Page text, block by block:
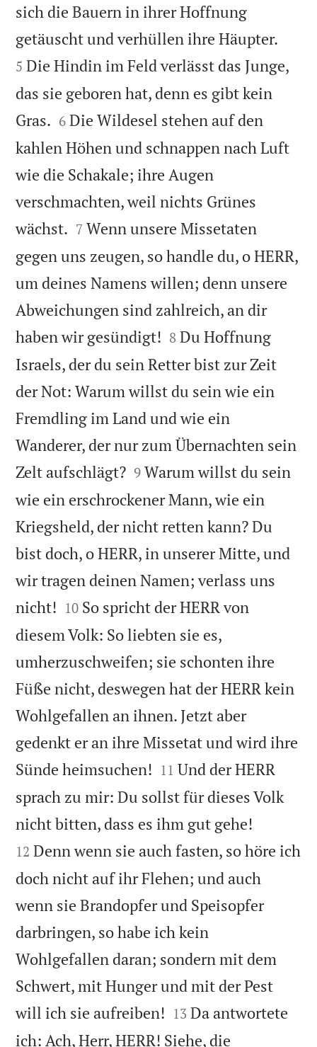
sich die Bauern in ihrer Hoffnung
getäuscht und verhüllen ihre Häupter.
5 Die Hindin im Feld verlässt das Junge,
das sie geboren hat, denn es gibt kein
Gras. 

6 Die Wildesel stehen auf den
kahlen Höhen und schnappen nach Luft
wie die Schakale; ihre Augen
verschmachten, weil nichts Grünes
wächst. 

7 Wenn unsere Missetaten
gegen uns zeugen, so handle du, o HERR,
um deines Namens willen; denn unsere
Abweichungen sind zahlreich, an dir
haben wir gesündigt! 

8 Du Hoffnung
Israels, der du sein Retter bist zur Zeit
der Not: Warum willst du sein wie ein
Fremdling im Land und wie ein
Wanderer, der nur zum Übernachten sein
Zelt aufschlägt?
9 Warum willst du sein
wie ein erschrockener Mann, wie ein
Kriegsheld, der nicht retten kann? Du
bist doch, o HERR, in unserer Mitte, und
wir tragen deinen Namen; verlass uns
nicht! 

10 So spricht der HERR von
diesem Volk: So liebten sie es,
umherzuschweifen; sie schonten ihre
Füße nicht, deswegen hat der HERR kein
Wohlgefallen an ihnen. Jetzt aber
gedenkt er an ihre Missetat und wird ihre
Sünde heimsuchen! 

11 Und der HERR
sprach zu mir: Du sollst für dieses Volk
nicht bitten, dass es ihm gut gehe!
12 Denn wenn sie auch fasten, so höre ich
doch nicht auf ihr Flehen; und auch
wenn sie Brandopfer und Speisopfer
darbringen, so habe ich kein
Wohlgefallen daran; sondern mit dem
Schwert, mit Hunger und mit der Pest
will ich sie aufreiben! 

13 Da antwortete
ich: Ach, Herr, HERR! Siehe, die